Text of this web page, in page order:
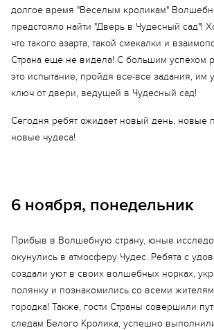
долгое время "Веселым кроликам"
предстояло найти "Дверь в Чудесный сад"!
что такого азарта, такой смекалки и
Страна еще не видела! С большим успехом
это испытание, пройдя все-все задания, им
ключ от двери, ведущей в Чудесный сад!
Сегодня ребят ожидает новый день, новые
новые чудеса!
6 ноября, понедельник
Прибыв в Волшебную страну, юные
окунулись в атмосферу Чудес. Ребята с
создали уют в своих волшебных норках,
полянку и познакомились со всеми
городка! Также, гости Страны совершили
следам Белого Кролика, успешно